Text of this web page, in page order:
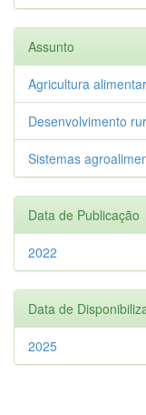
Assunto
Agricultura alimentar
Desenvolvimento
Sistemas
Data de Publicação
2022
Data de
2025